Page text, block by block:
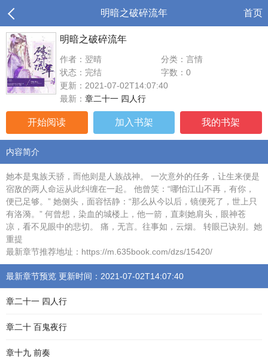
明暗之破碎流年 首页
明暗之破碎流年
作者：翌晴
分类：言情
状态：完结
字数：0
更新：2021-07-02T14:07:40
最新： 章二十一 四人行
开始阅读 加入书架 我的书架
内容简介
她本是鬼族天骄，而他则是人族战神。 一次意外的任务，让生来便是
宿敌的两人命运从此纠缠在一起。 他曾笑：“哪怕江山不再，有你，
便已足够。” 她侧头，面容恬静：“那么从今以后，镜便死了，世上只
有洛漪。” 何曾想，染血的城楼上，他一箭，直刺她肩头，眼神苍
凉，看不见眼中的悲切。 痛，无言。往事如，云烟。 转眼已诀别。她
重提
最新章节推荐地址：https://m.635book.com/dzs/15420/
最新章节预览 更新时间：2021-07-02T14:07:40
章二十一 四人行
章二十 百鬼夜行
章十九 前奏